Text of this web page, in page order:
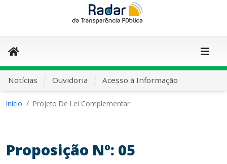
Notícias Ouvidoria Acesso à Informação
Início Projeto De Lei Complementar
Proposição Nº: 05